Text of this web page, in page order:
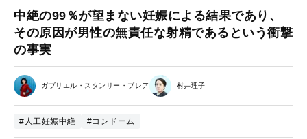
中絶の99％が望まない妊娠による結果であり、
その原因が男性の無責任な射精であるという衝撃
の事実
ガブリエル・スタンリー・ブレア 村井理子
#人工妊娠中絶 #コンドーム